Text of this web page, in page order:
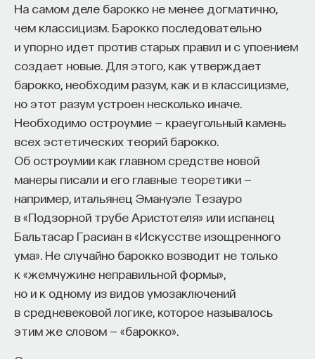
На самом деле барокко не менее догматично,
чем классицизм. Барокко последовательно
и упорно идет против старых правил и с упоением
создает новые. Для этого, как утверждает
барокко, необходим разум, как и в классицизме,
но этот разум устроен несколько иначе.
Необходимо остроумие — краеугольный камень
всех эстетических теорий барокко.
Об остроумии как главном средстве новой
манеры писали и его главные теоретики —
например, итальянец Эмануэле Тезауро
в «Подзорной трубе Аристотеля» или испанец
Бальтасар Грасиан в «Искусстве изощренного
ума». Не случайно барокко возводит не только
к «жемчужине неправильной формы»,
но и к одному из видов умозаключений
в средневековой логике, которое называлось
этим же словом — «барокко».